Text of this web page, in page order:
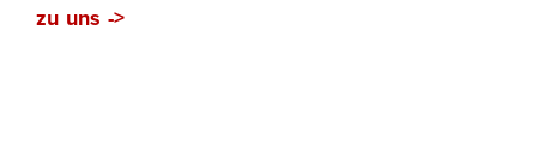
zu uns ->